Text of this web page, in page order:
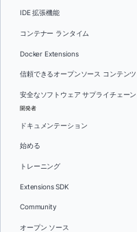
IDE 拡張機能
コンテナー ランタイム
Docker Extensions
信頼できるオープンソース コンテンツ
安全なソフトウェア サプライチェーン
開発者
ドキュメンテーション
始める
トレーニング
Extensions SDK
Community
オープン ソース